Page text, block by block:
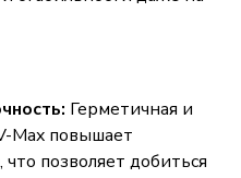
Герметичная и
Max повышает
позволяет добиться